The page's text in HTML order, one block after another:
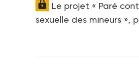
Le projet « Paré
sexuelle des mineurs »,